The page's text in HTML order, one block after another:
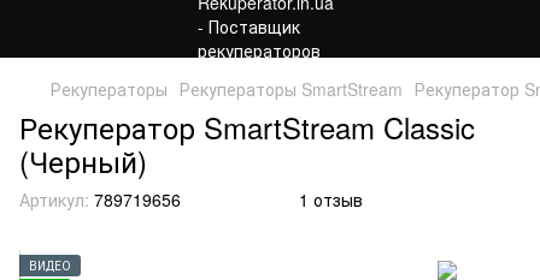
Рекуператоры Рекуператоры SmartStream Рекуператор
Рекуператор SmartStream Classic
(Черный)
Артикул: 789719656 1 отзыв
ВИДЕО